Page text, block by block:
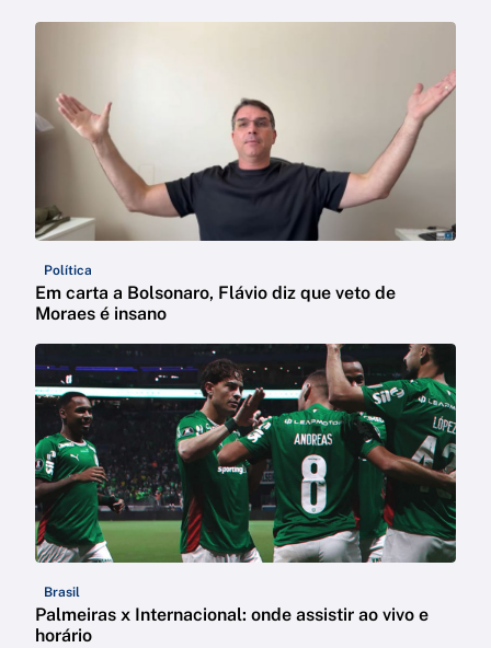
Política
Em carta a Bolsonaro, Flávio diz que veto de
Moraes é insano
Brasil
Palmeiras x Internacional: onde assistir ao vivo e
horário